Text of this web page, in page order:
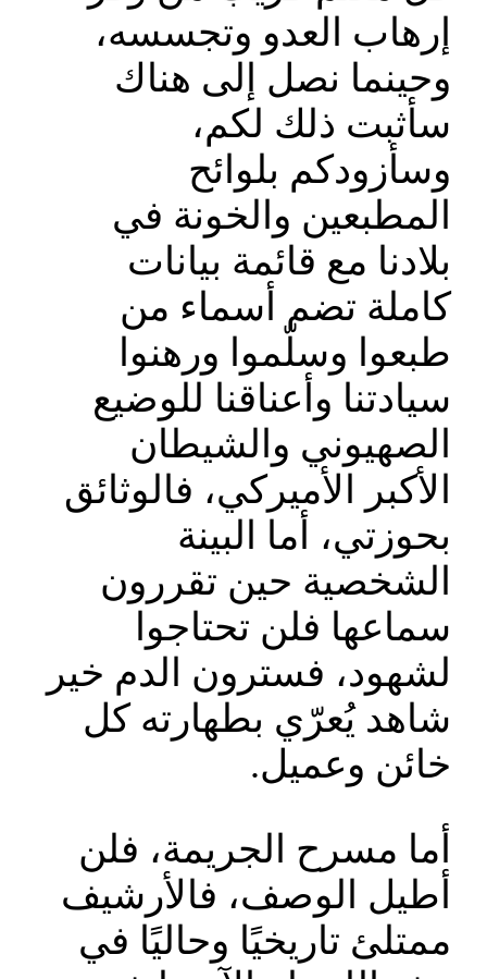
إرهاب العدو وتجسسه،
وحينما نصل إلى هناك
سأثبت ذلك لكم،
وسأزودكم بلوائح
المطبعين والخونة في
بلادنا مع قائمة بيانات
كاملة تضم أسماء من
طبعوا وسلّموا ورهنوا
سيادتنا وأعناقنا للوضيع
الصهيوني والشيطان
الأكبر الأميركي، فالوثائق
بحوزتي، أما البينة
الشخصية حين تقررون
سماعها فلن تحتاجوا
لشهود، فسترون الدم خير
شاهد يُعرّي بطهارته كل
خائن وعميل.
أما مسرح الجريمة، فلن
أطيل الوصف، فالأرشيف
ممتلئ تاريخيًا وحاليًا في